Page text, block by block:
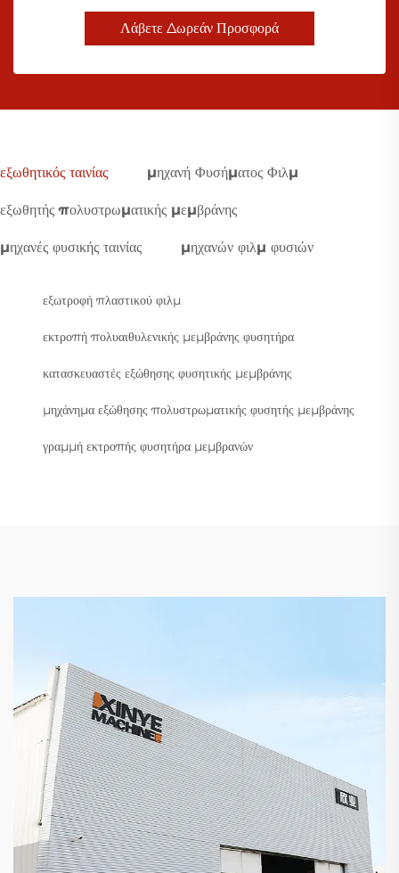
Λάβετε Δωρεάν Προσφορά
εξωθητικός ταινίας μηχανή Φυσήματος Φιλμ
εξωθητής πολυστρωματικής μεμβράνης
μηχανές φυσικής ταινίας μηχανών φιλμ φυσιών
εξωτροφή πλαστικού φιλμ
εκτροπή πολυαιθυλενικής μεμβράνης φυσητήρα
κατασκευαστές εξώθησης φυσητικής μεμβράνης
μηχάνημα εξώθησης πολυστρωματικής φυσητής μεμβράνης
γραμμή εκτροπής φυσητήρα μεμβρανών